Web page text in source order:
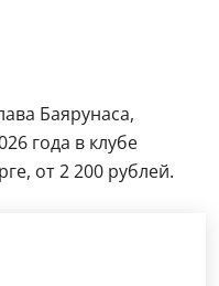
Баярунаса,
года в клубе
от 2 200 рублей.